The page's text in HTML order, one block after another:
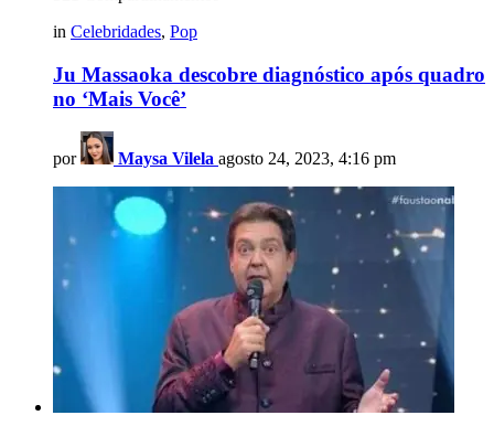
in Celebridades, Pop
Ju Massaoka descobre diagnóstico após quadro
no ‘Mais Você’
por Maysa Vilela agosto 24, 2023, 4:16 pm